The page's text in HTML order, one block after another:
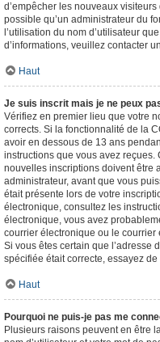
d’empêcher les nouveaux
possible qu’un administrateur du
l’utilisation du nom d’utilisateur
d’informations, veuillez contacter
Haut
Je suis inscrit mais je ne peux
Vérifiez en premier lieu que votre
corrects. Si la fonctionnalité de la
avoir en dessous de 13 ans
instructions que vous avez
nouvelles inscriptions doivent être
administrateur, avant que vous
était présente lors de votre
électronique, consultez les
électronique, vous avez
courrier électronique ou le
Si vous êtes certain que l’adresse
spécifiée était correcte, essayez
Haut
Pourquoi ne puis-je pas me
Plusieurs raisons peuvent en être